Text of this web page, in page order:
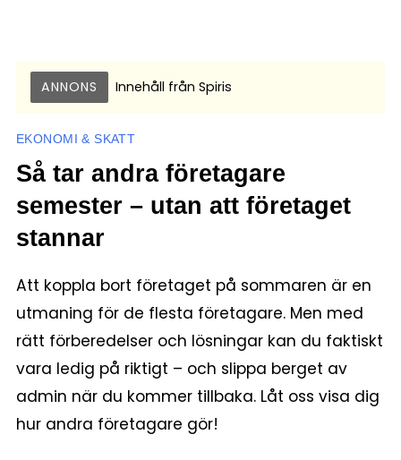
ANNONS Innehåll från Spiris
EKONOMI & SKATT
Så tar andra företagare
semester – utan att företaget
stannar
Att koppla bort företaget på sommaren är en
utmaning för de flesta företagare. Men med
rätt förberedelser och lösningar kan du faktiskt
vara ledig på riktigt – och slippa berget av
admin när du kommer tillbaka. Låt oss visa dig
hur andra företagare gör!